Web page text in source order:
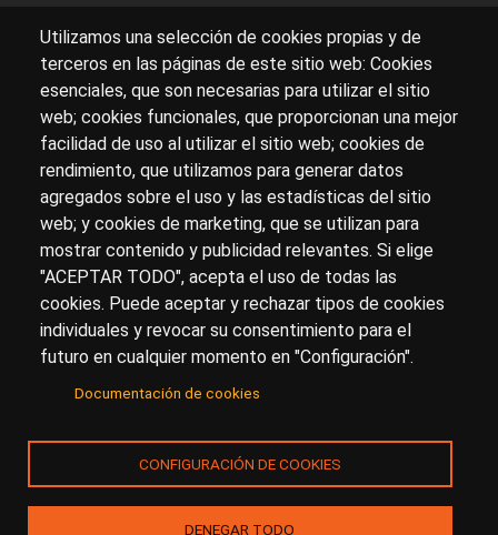
Sobre artehistoria.com
Para ponerte en contacto con nosotros, escríbenos en
el formulario decontacto
Accesibilidad
Aviso Legal Privacidad
Utilizamos una selección de cookies propias y de
terceros en las páginas de este sitio web: Cookies
esenciales, que son necesarias para utilizar el sitio
web; cookies funcionales, que proporcionan una mejor
facilidad de uso al utilizar el sitio web; cookies de
rendimiento, que utilizamos para generar datos
agregados sobre el uso y las estadísticas del sitio
web; y cookies de marketing, que se utilizan para
mostrar contenido y publicidad relevantes. Si elige
"ACEPTAR TODO", acepta el uso de todas las
cookies. Puede aceptar y rechazar tipos de cookies
individuales y revocar su consentimiento para el
futuro en cualquier momento en "Configuración".
Documentación de cookies
CONFIGURACIÓN DE COOKIES
DENEGAR TODO
© Copyright 2017.arteHistoria&Toools, S.Lo sus
licenciantes son los propietarios de todos los derechos
de propiedad intelectual e industrial de:
(a) este sitio web publicado bajo el dominio
(b) todo el material publicado en artehistoria.com
(incluyendo, sin limitación, textos, imágenes, fotografías,
dibujos, música, marcas o logotipos, estructura y diseño
de la composición de cada una de las páginas